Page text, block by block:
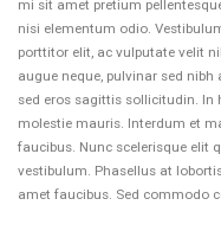
mi sit amet pretium
nisi elementum odio.
porttitor elit, ac vulputate velit
augue neque, pulvinar sed
sed eros sagittis sollicitudin. In
molestie mauris. Interdum et
faucibus. Nunc scelerisque elit
vestibulum. Phasellus at
amet faucibus. Sed commodo